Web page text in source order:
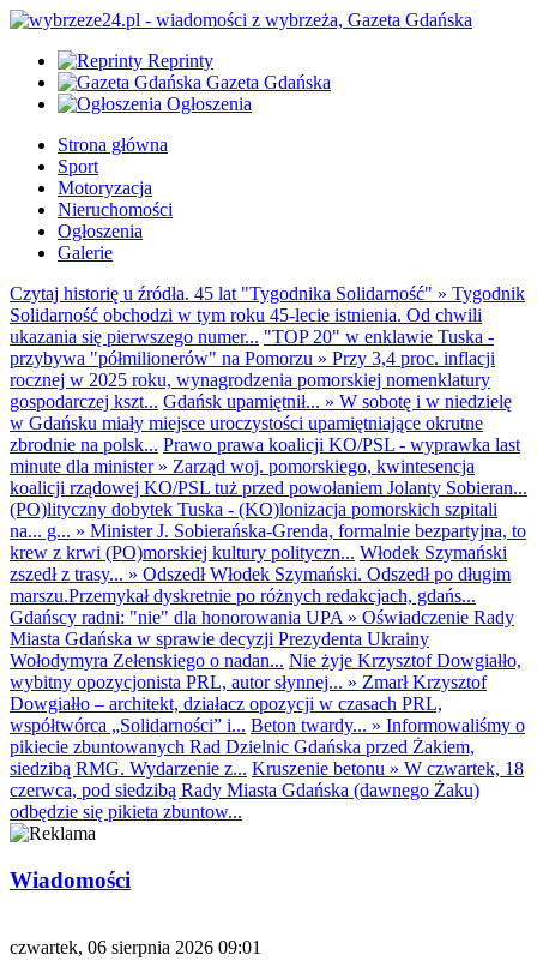
Reprinty
Gazeta Gdańska
Ogłoszenia
Strona główna
Sport
Motoryzacja
Nieruchomości
Ogłoszenia
Galerie
Czytaj historię u źródła. 45 lat "Tygodnika Solidarność" » Tygodnik
Solidarność obchodzi w tym roku 45-lecie istnienia. Od chwili
ukazania się pierwszego numer... "TOP 20" w enklawie Tuska -
przybywa "półmilionerów" na Pomorzu » Przy 3,4 proc. inflacji
rocznej w 2025 roku, wynagrodzenia pomorskiej nomenklatury
gospodarczej kszt... Gdańsk upamiętnił... » W sobotę i w niedzielę
w Gdańsku miały miejsce uroczystości upamiętniające okrutne
zbrodnie na polsk... Prawo prawa koalicji KO/PSL - wyprawka last
minute dla minister» Zarząd woj. pomorskiego, kwintesencja
koalicji rządowej KO/PSL tuż przed powołaniem Jolanty Sobieran...
(PO)lityczny dobytek Tuska - (KO)lonizacja pomorskich szpitali
na... g... » Minister J. Sobierańska-Grenda, formalnie bezpartyjna, to
krew z krwi (PO)morskiej kultury polityczn... Włodek Szymański
zszedł z trasy... » Odszedł Włodek Szymański. Odszedł po długim
marszu.Przemykał dyskretnie po różnych redakcjach, gdańs...
Gdańscy radni: "nie" dla honorowania UPA » Oświadczenie Rady
Miasta Gdańska w sprawie decyzji Prezydenta Ukrainy
Wołodymyra Zełenskiego o nadan... Nie żyje Krzysztof Dowgiałło,
wybitny opozycjonista PRL, autor słynnej... » Zmarł Krzysztof
Dowgiałło – architekt, działacz opozycji w czasach PRL,
współtwórca „Solidarności” i... Beton twardy... » Informowaliśmy o
pikiecie zbuntowanych Rad Dzielnic Gdańska przed Żakiem,
siedzibą RMG. Wydarzenie z... Kruszenie betonu » W czwartek, 18
czerwca, pod siedzibą Rady Miasta Gdańska (dawnego Żaku)
odbędzie się pikieta zbuntow...
Wiadomości
czwartek, 06 sierpnia 2026 09:01